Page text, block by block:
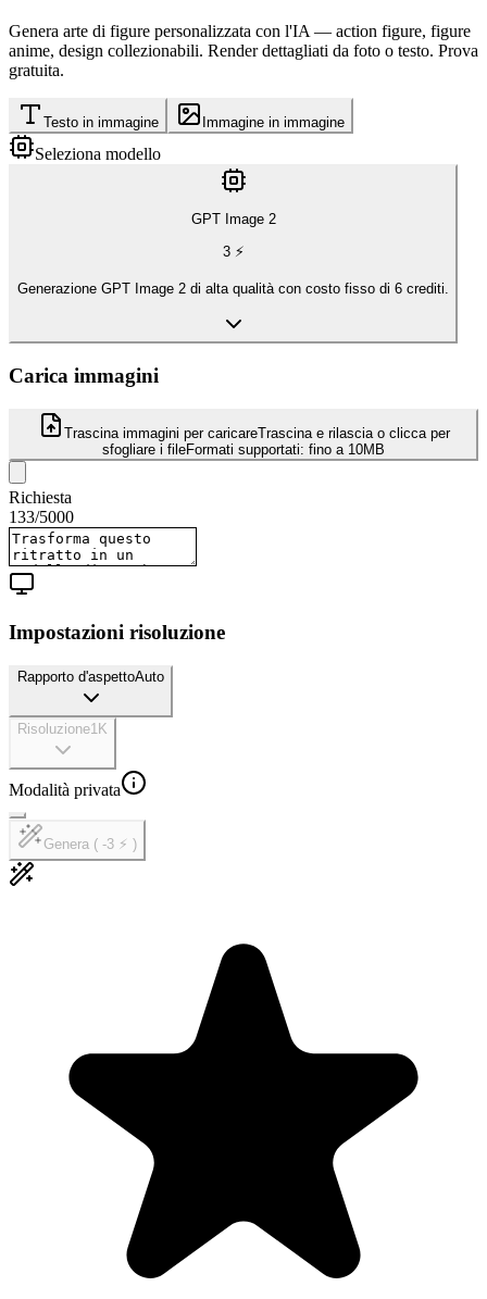
Genera arte di figure personalizzata con l'IA — action figure, figure
anime, design collezionabili. Render dettagliati da foto o testo. Prova
gratuita.
Testo in immagine Immagine in immagine
Seleziona modello
GPT Image 2
3⚡
Generazione GPT Image 2 di alta qualità con costo fisso di 6 crediti.
Carica immagini
Trascina immagini per caricareTrascina e rilascia o clicca per
sfogliare i fileFormati supportati: fino a 10MB
Richiesta
133/5000
Impostazioni risoluzione
Rapporto d'aspettoAuto
Risoluzione1K
Modalità privata
Genera ( -3 ⚡ )